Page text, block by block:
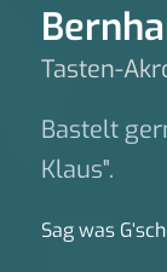
Tasten-
Bastelt
Klaus".
Sag was